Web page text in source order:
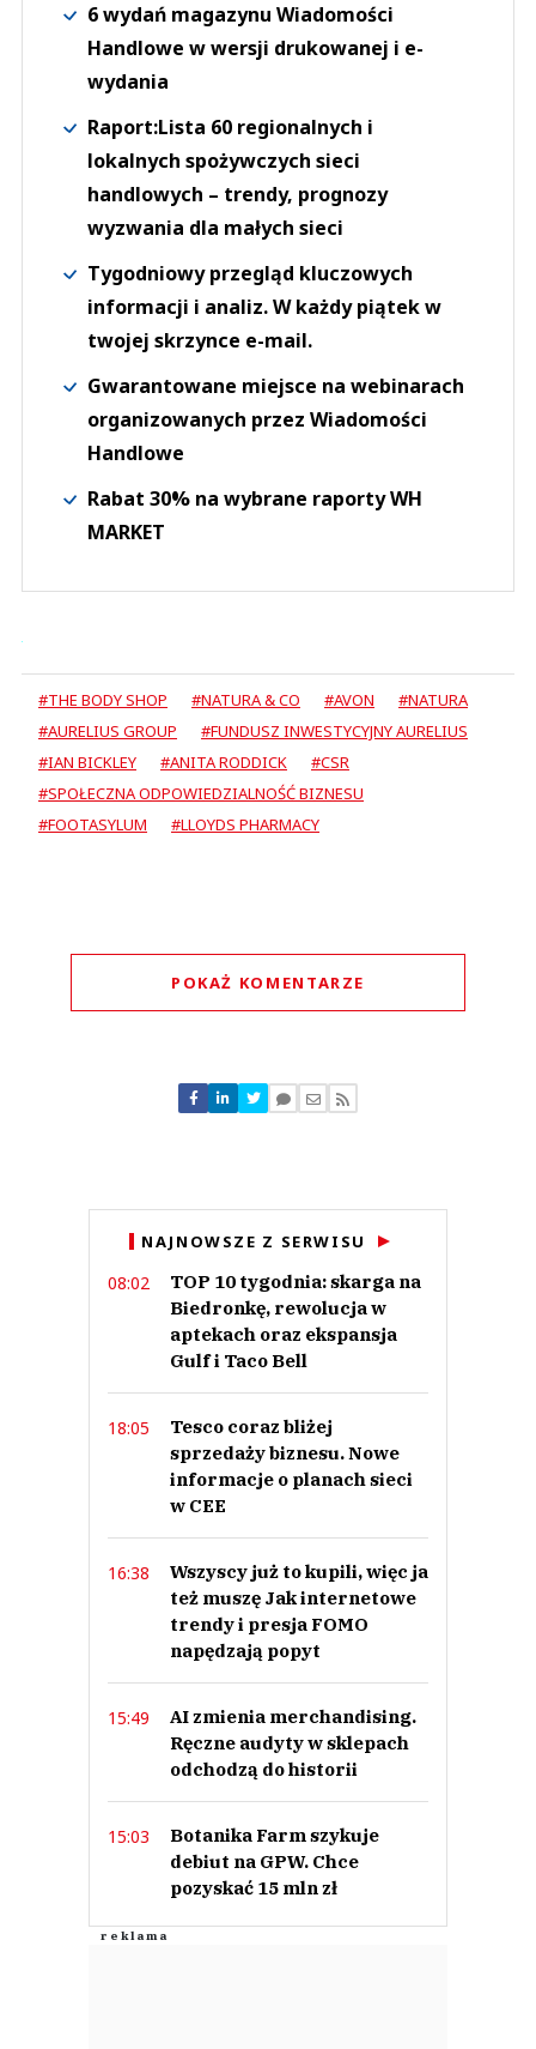
6 wydań magazynu Wiadomości
Handlowe w wersji drukowanej i e-
wydania
Raport:Lista 60 regionalnych i
lokalnych spożywczych sieci
handlowych – trendy, prognozy
wyzwania dla małych sieci
Tygodniowy przegląd kluczowych
informacji i analiz. W każdy piątek w
twojej skrzynce e-mail.
Gwarantowane miejsce na webinarach
organizowanych przez Wiadomości
Handlowe
Rabat 30% na wybrane raporty WH
MARKET
#THE BODY SHOP #NATURA & CO #AVON
#NATURA
#AURELIUS GROUP
#FUNDUSZ INWESTYCYJNY AURELIUS
#IAN BICKLEY
#ANITA RODDICK
#CSR
#SPOŁECZNA ODPOWIEDZIALNOŚĆ BIZNESU
#FOOTASYLUM
#LLOYDS PHARMACY
POKAŻ KOMENTARZE
Nie znaleziono komentarzy
Zostaw swoje komentarze
NAJNOWSZE Z SERWISU
08:02
TOP 10 tygodnia: skarga na
Biedronkę, rewolucja w
aptekach oraz ekspansja
Gulf i Taco Bell
18:05
Tesco coraz bliżej
sprzedaży biznesu. Nowe
informacje o planach sieci
w CEE
16:38
Wszyscy już to kupili, więc ja
też muszę Jak internetowe
trendy i presja FOMO
napędzają popyt
15:49
AI zmienia merchandising.
Ręczne audyty w sklepach
odchodzą do historii
15:03
Botanika Farm szykuje
debiut na GPW. Chce
pozyskać 15 mln zł